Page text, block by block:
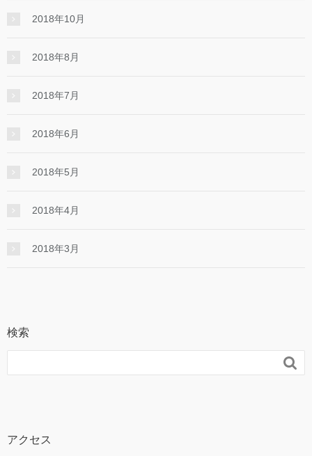
2018年10月
2018年8月
2018年7月
2018年6月
2018年5月
2018年4月
2018年3月
検索

アクセス